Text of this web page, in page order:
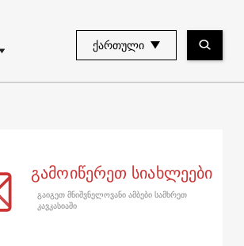
ᲥᲐᲠᲗᲣᲚᲘ
გამოიწერეთ სიახლეები
გაიგეთ მნიშვნელოვანი ამბები სამხრეთ
კავკასიაში